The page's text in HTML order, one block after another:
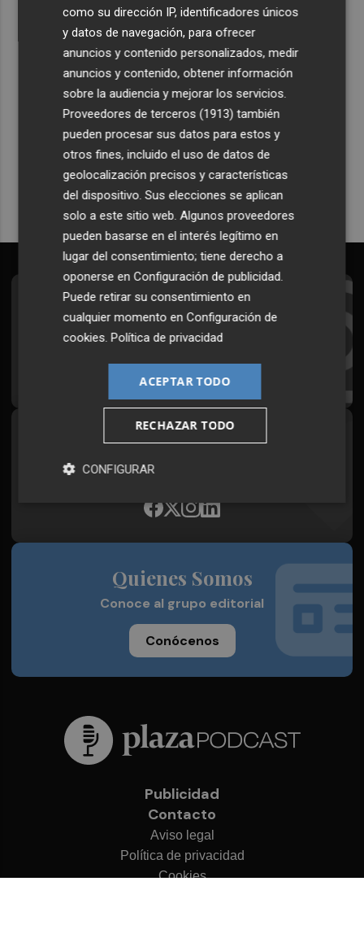
Recibe toda la actualidad de
Plaza Podcast en tu correo
Quiero suscribirme
Suscríbete al Boletín
Todos los días a primera hora en tu email
Síguenos en redes
Plaza Podcast, desde cualquier medio
Quienes Somos
Conoce al grupo editorial
Conócenos
Publicidad
Contacto
Aviso legal
Política de privacidad
Cookies
como su dirección IP, identificadores únicos
y datos de navegación, para ofrecer
anuncios y contenido personalizados, medir
anuncios y contenido, obtener información
sobre la audiencia y mejorar los servicios.
Proveedores de terceros (1913) también
pueden procesar sus datos para estos y
otros fines, incluido el uso de datos de
geolocalización precisos y características
del dispositivo. Sus elecciones se aplican
solo a este sitio web. Algunos proveedores
pueden basarse en el interés legítimo en
lugar del consentimiento; tiene derecho a
oponerse enConfiguración de publicidad.
Puede retirar su consentimiento en
cualquier momento enConfiguración de
cookies.Política de privacidad
ACEPTAR TODO
RECHAZAR TODO
CONFIGURAR